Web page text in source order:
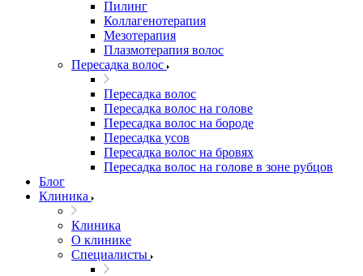
Пилинг
Коллагенотерапия
Мезотерапия
Плазмотерапия волос
Пересадка волос
Пересадка волос
Пересадка волос на голове
Пересадка волос на бороде
Пересадка усов
Пересадка волос на бровях
Пересадка волос на голове в зоне рубцов
Блог
Клиника
Клиника
О клинике
Специалисты